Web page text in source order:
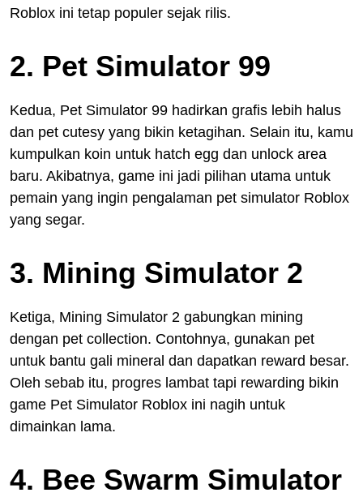
Roblox ini tetap populer sejak rilis.
2. Pet Simulator 99
Kedua, Pet Simulator 99 hadirkan grafis lebih halus
dan pet cutesy yang bikin ketagihan. Selain itu, kamu
kumpulkan koin untuk hatch egg dan unlock area
baru. Akibatnya, game ini jadi pilihan utama untuk
pemain yang ingin pengalaman pet simulator Roblox
yang segar.
3. Mining Simulator 2
Ketiga, Mining Simulator 2 gabungkan mining
dengan pet collection. Contohnya, gunakan pet
untuk bantu gali mineral dan dapatkan reward besar.
Oleh sebab itu, progres lambat tapi rewarding bikin
game Pet Simulator Roblox ini nagih untuk
dimainkan lama.
4. Bee Swarm Simulator